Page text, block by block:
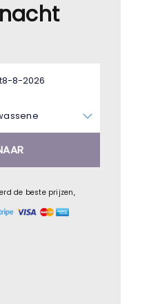
de beste prijzen,